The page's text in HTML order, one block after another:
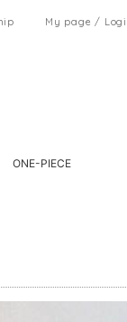
My page /
ONE-PIECE